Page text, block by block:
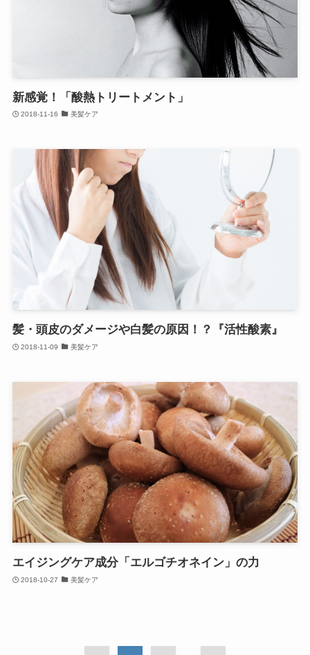
新感覚！「酸熱トリートメント」
2018-11-16 美髪ケア
髪・頭皮のダメージや白髪の原因！？『活性酸素』
2018-11-09 美髪ケア
エイジングケア成分「エルゴチオネイン」の力
2018-10-27 美髪ケア